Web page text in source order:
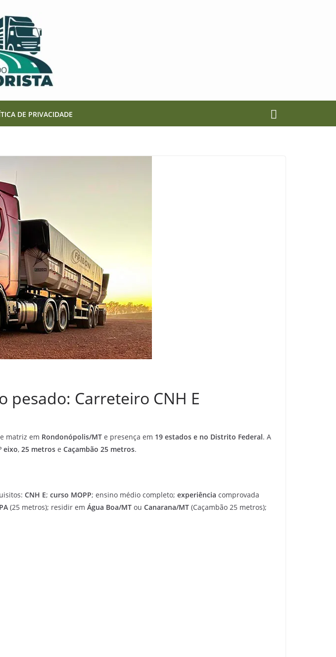
DE PRIVACIDADE
Carreteiro CNH E
matriz em Rondonópolis/MT e presença em 19 estados e no Distrito Federal. A
eixo, 25 metros e Caçambão 25 metros.
CNH E; curso MOPP; ensino médio completo; experiência comprovada
PA (25 metros); residir em Água Boa/MT ou Canarana/MT (Caçambão 25 metros);